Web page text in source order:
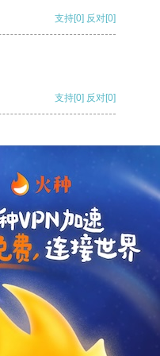
支持[0] 反对[0]
支持[0] 反对[0]
支持
支持[0] 反对[0]
支持[0] 反对[0]